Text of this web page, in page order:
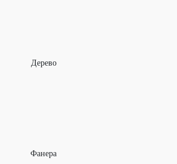
Дерево
Фанера